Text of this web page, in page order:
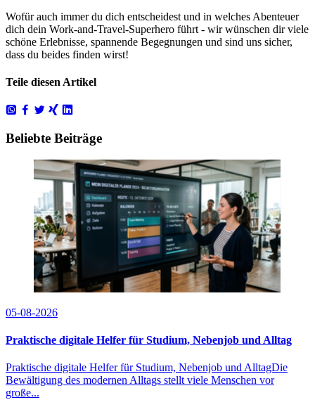
Wofür auch immer du dich entscheidest und in welches Abenteuer
dich dein Work-and-Travel-Superhero führt - wir wünschen dir viele
schöne Erlebnisse, spannende Begegnungen und sind uns sicher,
dass du beides finden wirst!
Teile diesen Artikel
Beliebte Beiträge
05-08-2026
Praktische digitale Helfer für Studium, Nebenjob und Alltag
Praktische digitale Helfer für Studium, Nebenjob und AlltagDie
Bewältigung des modernen Alltags stellt viele Menschen vor
große...